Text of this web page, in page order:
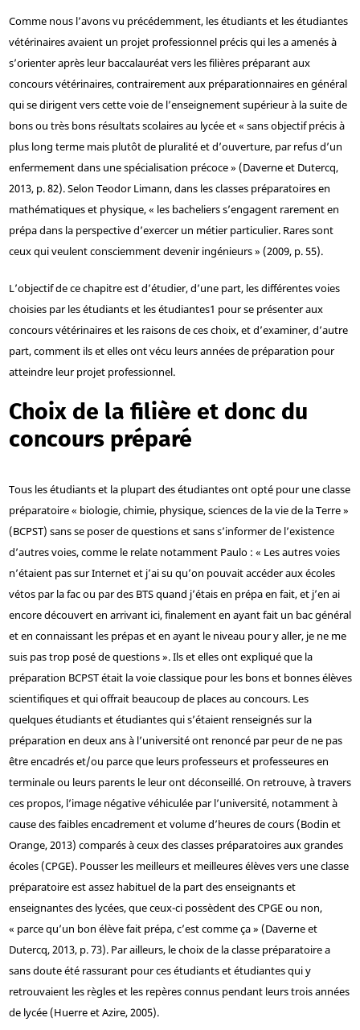
Comme nous l’avons vu précédemment, les étudiants et les étudiantes
vétérinaires avaient un projet professionnel précis qui les a amenés à
s’orienter après leur baccalauréat vers les filières préparant aux
concours vétérinaires, contrairement aux préparationnaires en général
qui se dirigent vers cette voie de l’enseignement supérieur à la suite de
bons ou très bons résultats scolaires au lycée et « sans objectif précis à
plus long terme mais plutôt de pluralité et d’ouverture, par refus d’un
enfermement dans une spécialisation précoce » (Daverne et Dutercq,
2013, p. 82). Selon Teodor Limann, dans les classes préparatoires en
mathématiques et physique, « les bacheliers s’engagent rarement en
prépa dans la perspective d’exercer un métier particulier. Rares sont
ceux qui veulent consciemment devenir ingénieurs » (2009, p. 55).
L’objectif de ce chapitre est d’étudier, d’une part, les différentes voies
choisies par les étudiants et les étudiantes1 pour se présenter aux
concours vétérinaires et les raisons de ces choix, et d’examiner, d’autre
part, comment ils et elles ont vécu leurs années de préparation pour
atteindre leur projet professionnel.
Choix de la filière et donc du
concours préparé
Tous les étudiants et la plupart des étudiantes ont opté pour une classe
préparatoire « biologie, chimie, physique, sciences de la vie de la Terre »
(BCPST) sans se poser de questions et sans s’informer de l’existence
d’autres voies, comme le relate notamment Paulo : « Les autres voies
n’étaient pas sur Internet et j’ai su qu’on pouvait accéder aux écoles
vétos par la fac ou par des BTS quand j’étais en prépa en fait, et j’en ai
encore découvert en arrivant ici, finalement en ayant fait un bac général
et en connaissant les prépas et en ayant le niveau pour y aller, je ne me
suis pas trop posé de questions ». Ils et elles ont expliqué que la
préparation BCPST était la voie classique pour les bons et bonnes élèves
scientifiques et qui offrait beaucoup de places au concours. Les
quelques étudiants et étudiantes qui s’étaient renseignés sur la
préparation en deux ans à l’université ont renoncé par peur de ne pas
être encadrés et/ou parce que leurs professeurs et professeures en
terminale ou leurs parents le leur ont déconseillé. On retrouve, à travers
ces propos, l’image négative véhiculée par l’université, notamment à
cause des faibles encadrement et volume d’heures de cours (Bodin et
Orange, 2013) comparés à ceux des classes préparatoires aux grandes
écoles (CPGE). Pousser les meilleurs et meilleures élèves vers une classe
préparatoire est assez habituel de la part des enseignants et
enseignantes des lycées, que ceux-ci possèdent des CPGE ou non,
« parce qu’un bon élève fait prépa, c’est comme ça » (Daverne et
Dutercq, 2013, p. 73). Par ailleurs, le choix de la classe préparatoire a
sans doute été rassurant pour ces étudiants et étudiantes qui y
retrouvaient les règles et les repères connus pendant leurs trois années
de lycée (Huerre et Azire, 2005).